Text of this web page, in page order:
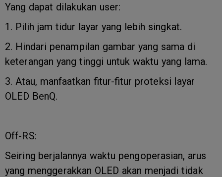
Yang dapat dilakukan user:
1. Pilih jam tidur layar yang lebih singkat.
2. Hindari penampilan gambar yang sama di
keterangan yang tinggi untuk waktu yang lama.
3. Atau, manfaatkan fitur-fitur proteksi layar
OLED BenQ.
Off-RS:
Seiring berjalannya waktu pengoperasian, arus
yang menggerakkan OLED akan menjadi tidak